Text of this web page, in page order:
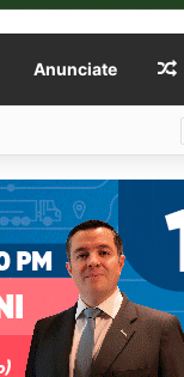
Anunciate